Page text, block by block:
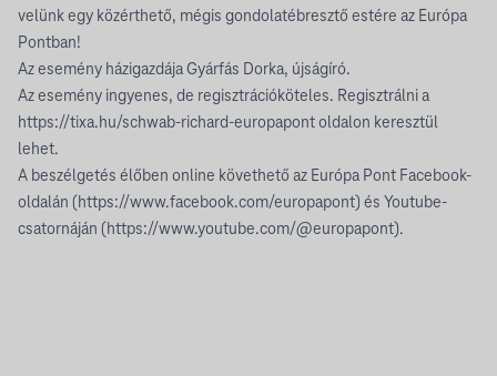
velünk egy közérthető, mégis gondolatébresztő estére az Európa
Pontban!
Az esemény házigazdája Gyárfás Dorka, újságíró.
Az esemény ingyenes, de regisztrációköteles. Regisztrálni a
https://tixa.hu/schwab-richard-europapont oldalon keresztül
lehet.
A beszélgetés élőben online követhető az Európa Pont Facebook-
oldalán (https://www.facebook.com/europapont) és Youtube-
csatornáján (https://www.youtube.com/@europapont).